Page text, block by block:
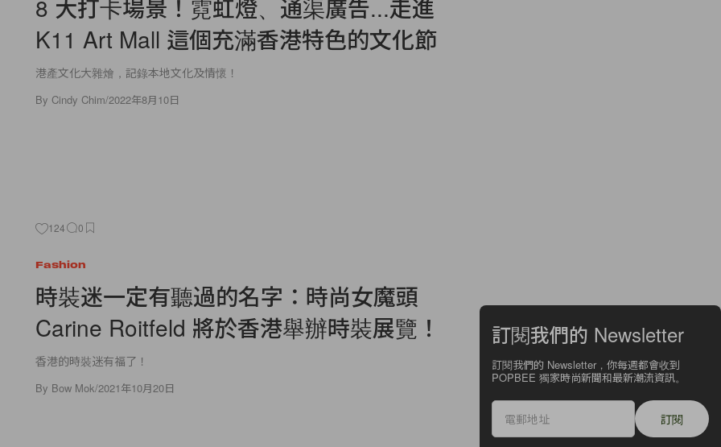
8 大打卡場景！霓虹燈、通渠廣告...走進
K11 Art Mall 這個充滿香港特色的文化節
港產文化大雜燴，記錄本地文化及情懷！
By Cindy Chim/2022年8月10日
124 0
Fashion
時裝迷一定有聽過的名字：時尚女魔頭
Carine Roitfeld 將於香港舉辦時裝展覽！
香港的時裝迷有福了！
By Bow Mok/2021年10月20日
訂閱我們的 Newsletter
訂閱我們的 Newsletter，你每週都會收到
POPBEE 獨家時尚新聞和最新潮流資訊。
訂閱